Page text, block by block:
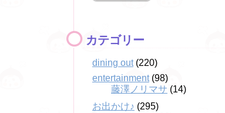
カテゴリー
dining out(220)
entertainment(98)
藤澤ノリマサ (14)
お出かけ♪ (295)